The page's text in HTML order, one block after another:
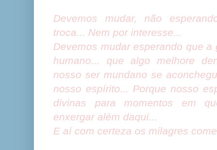
Devemos mudar, não
troca... Nem por interesse...
Devemos mudar esperando que
humano... que algo melhore
nosso ser mundano se
nosso espírito... Porque nosso
divinas para momentos em
enxergar além daqui...
E aí com certeza os milagres